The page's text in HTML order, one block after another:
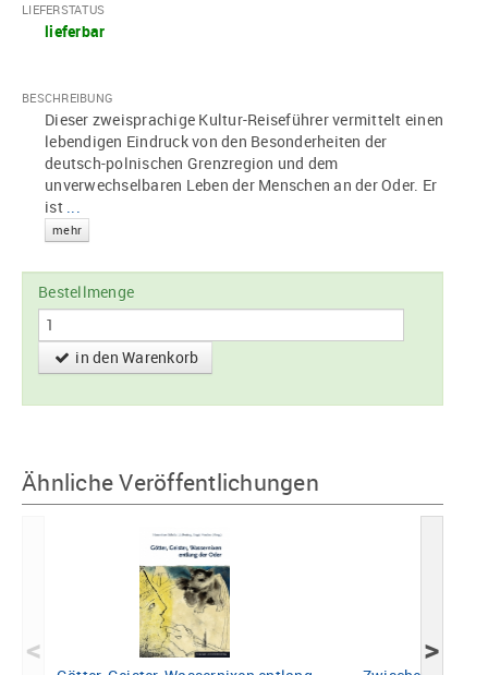
LIEFERSTATUS
lieferbar
BESCHREIBUNG
Dieser zweisprachige Kultur-Reiseführer vermittelt einen
lebendigen Eindruck von den Besonderheiten der
deutsch-polnischen Grenzregion und dem
unverwechselbaren Leben der Menschen an der Oder. Er
ist ...
mehr
Bestellmenge
in den Warenkorb
Ähnliche Veröffentlichungen
< >